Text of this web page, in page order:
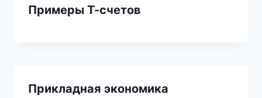
Примеры Т-счетов
Прикладная экономика